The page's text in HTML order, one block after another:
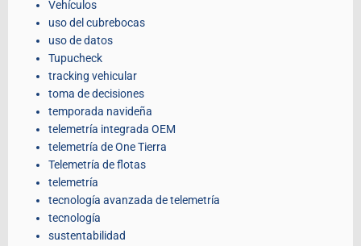
Vehículos
uso del cubrebocas
uso de datos
Tupucheck
tracking vehicular
toma de decisiones
temporada navideña
telemetría integrada OEM
telemetría de One Tierra
Telemetría de flotas
telemetría
tecnología avanzada de telemetría
tecnología
sustentabilidad